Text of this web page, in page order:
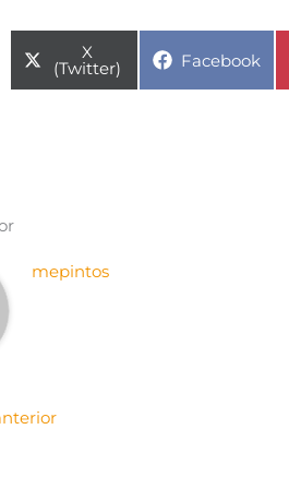
Compartir
en
X
(Twitter) Compartir
Facebook
mepintos